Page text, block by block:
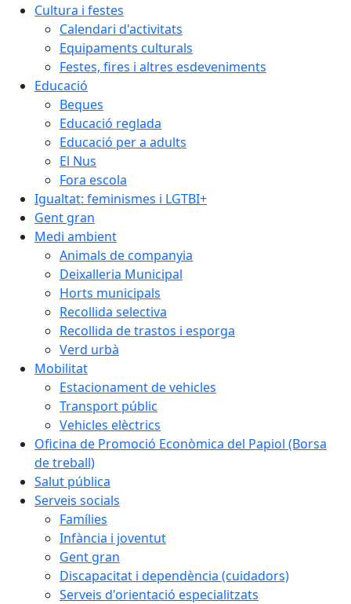
Cultura i festes
Calendari d'activitats
Equipaments culturals
Festes, fires i altres esdeveniments
Educació
Beques
Educació reglada
Educació per a adults
El Nus
Fora escola
Igualtat: feminismes i LGTBI+
Gent gran
Medi ambient
Animals de companyia
Deixalleria Municipal
Horts municipals
Recollida selectiva
Recollida de trastos i esporga
Verd urbà
Mobilitat
Estacionament de vehicles
Transport públic
Vehicles elèctrics
Oficina de Promoció Econòmica del Papiol (Borsa
de treball)
Salut pública
Serveis socials
Famílies
Infància i joventut
Gent gran
Discapacitat i dependència (cuidadors)
Serveis d'orientació especialitzats